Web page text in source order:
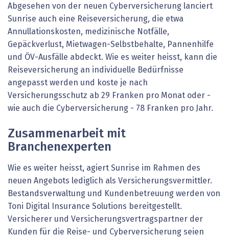
Abgesehen von der neuen Cyberversicherung lanciert
Sunrise auch eine Reiseversicherung, die etwa
Annullationskosten, medizinische Notfälle,
Gepäckverlust, Mietwagen-Selbstbehalte, Pannenhilfe
und ÖV-Ausfälle abdeckt. Wie es weiter heisst, kann die
Reiseversicherung an individuelle Bedürfnisse
angepasst werden und koste je nach
Versicherungsschutz ab 29 Franken pro Monat oder -
wie auch die Cyberversicherung - 78 Franken pro Jahr.
Zusammenarbeit mit
Branchenexperten
Wie es weiter heisst, agiert Sunrise im Rahmen des
neuen Angebots lediglich als Versicherungsvermittler.
Bestandsverwaltung und Kundenbetreuung werden von
Toni Digital Insurance Solutions bereitgestellt.
Versicherer und Versicherungsvertragspartner der
Kunden für die Reise- und Cyberversicherung seien